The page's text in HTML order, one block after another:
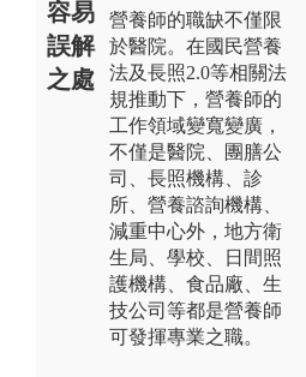
容易
誤解
之處
營養師的職缺不僅限
於醫院。在國民營養
法及長照2.0等相關法
規推動下，營養師的
工作領域變寬變廣，
不僅是醫院、團膳公
司、長照機構、診
所、營養諮詢機構、
減重中心外，地方衛
生局、學校、日間照
護機構、食品廠、生
技公司等都是營養師
可發揮專業之職。